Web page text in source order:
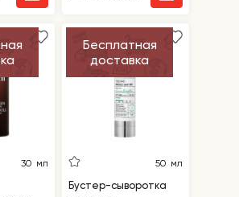
30 мл
Бесплатная
доставка
50 мл
Бустер-сыворотка